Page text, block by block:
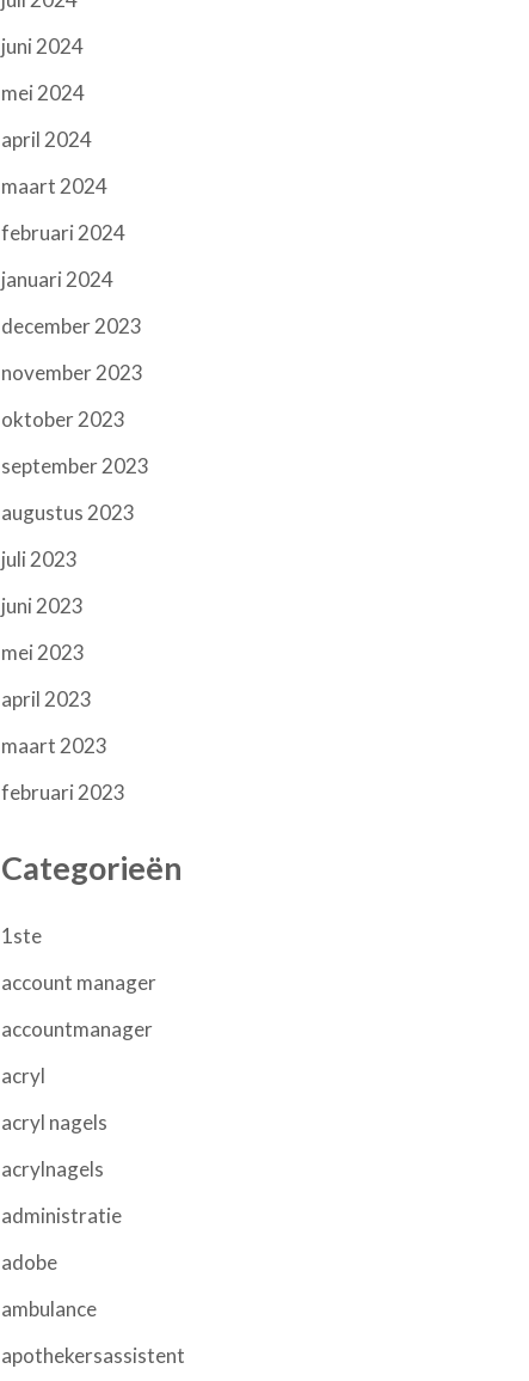
juni 2024
mei 2024
april 2024
maart 2024
februari 2024
januari 2024
december 2023
november 2023
oktober 2023
september 2023
augustus 2023
juli 2023
juni 2023
mei 2023
april 2023
maart 2023
februari 2023
Categorieën
1ste
account manager
accountmanager
acryl
acryl nagels
acrylnagels
administratie
adobe
ambulance
apothekersassistent